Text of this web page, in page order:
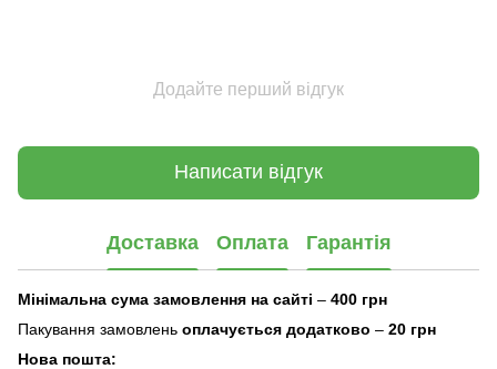
Додайте перший відгук
Написати відгук
Доставка Оплата Гарантія
Мінімальна сума замовлення на сайті – 400 грн
Пакування замовлень оплачується додатково – 20 грн
Нова пошта: